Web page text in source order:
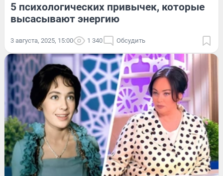
5 психологических привычек, которые
высасывают энергию
3 августа, 2025, 15:00 1 340 Обсудить